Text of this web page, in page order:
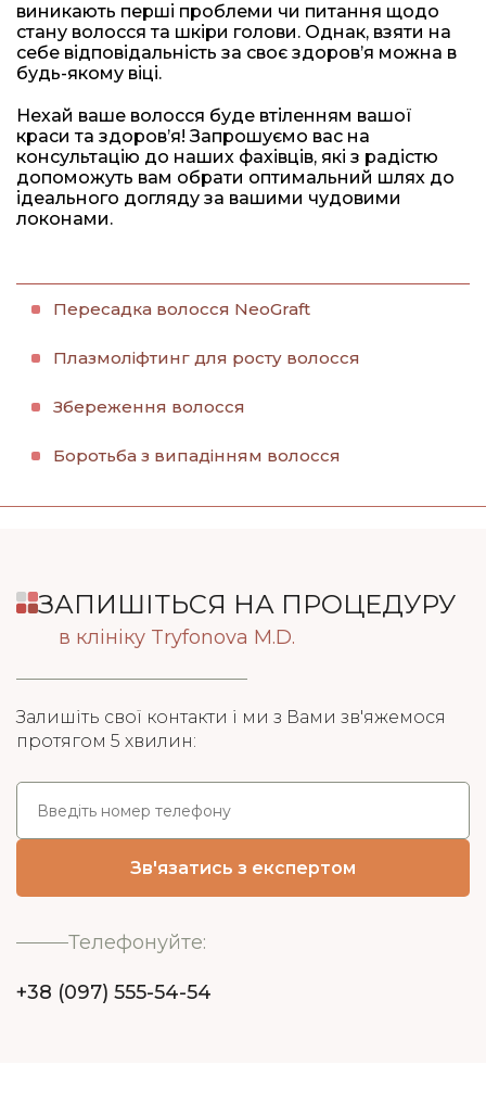
виникають перші проблеми чи питання щодо
стану волосся та шкіри голови. Однак, взяти на
себе відповідальність за своє здоров’я можна в
будь-якому віці.
Нехай ваше волосся буде втіленням вашої
краси та здоров’я! Запрошуємо вас на
консультацію до наших фахівців, які з радістю
допоможуть вам обрати оптимальний шлях до
ідеального догляду за вашими чудовими
локонами.
Пересадка волосся NeoGraft
Плазмоліфтинг для росту волосся
Збереження волосся
Боротьба з випадінням волосся
ЗАПИШІТЬСЯ НА ПРОЦЕДУРУ
в клініку Tryfonova M.D.
Залишіть свої контакти і ми з Вами зв'яжемося
протягом 5 хвилин:
Телефонуйте:
+38 (097) 555-54-54